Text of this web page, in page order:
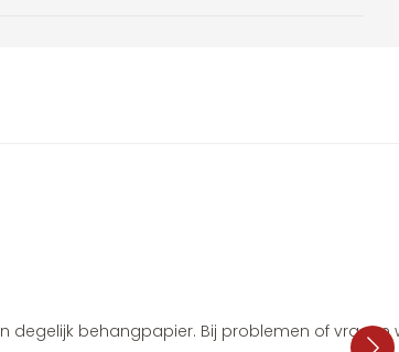
degelijk behangpapier. Bij problemen of